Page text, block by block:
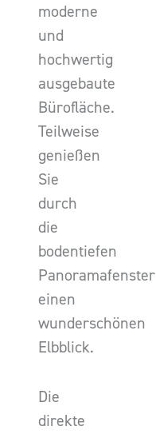
moderne
und
hochwertig
ausgebaute
Bürofläche.
Teilweise
genießen
Sie
durch
die
bodentiefen
Panoramafenster
einen
wunderschönen
Elbblick.
Die
direkte